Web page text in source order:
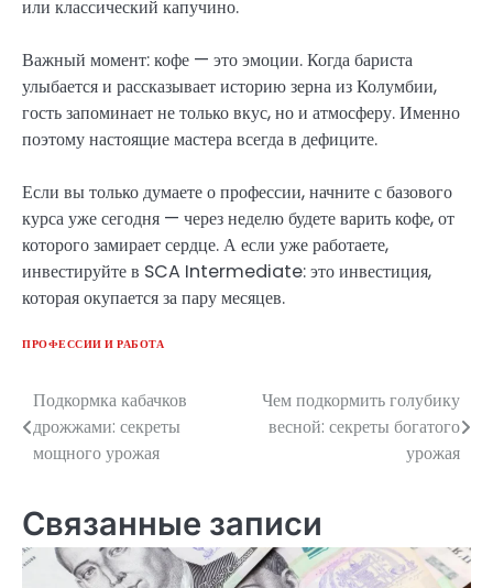
или классический капучино.
Важный момент: кофе — это эмоции. Когда бариста
улыбается и рассказывает историю зерна из Колумбии,
гость запоминает не только вкус, но и атмосферу. Именно
поэтому настоящие мастера всегда в дефиците.
Если вы только думаете о профессии, начните с базового
курса уже сегодня — через неделю будете варить кофе, от
которого замирает сердце. А если уже работаете,
инвестируйте в SCA Intermediate: это инвестиция,
которая окупается за пару месяцев.
ПРОФЕССИИ И РАБОТА
Навигация
по
Подкормка кабачков
дрожжами: секреты
мощного урожая
Чем подкормить голубику
весной: секреты богатого
урожая
Связанные записи